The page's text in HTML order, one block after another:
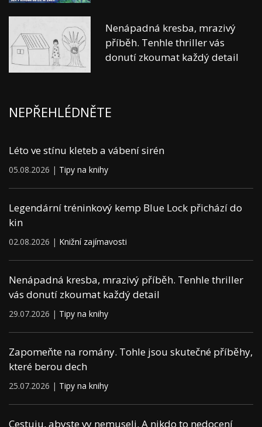
Nenápadná kresba, mrazivý
příběh. Tenhle thriller vás
donutí zkoumat každý detail
NEPŘEHLÉDNĚTE
Léto ve stínu kleteb a vábení sirén
05.08.2026 | Tipy na knihy
Legendární tréninkový kemp Blue Lock přichází do
kin
02.08.2026 | Knižní zajímavosti
Nenápadná kresba, mrazivý příběh. Tenhle thriller
vás donutí zkoumat každý detail
29.07.2026 | Tipy na knihy
Zapomeňte na romány. Tohle jsou skutečné příběhy,
které berou dech
25.07.2026 | Tipy na knihy
Cestuju, abyste vy nemuseli. A nikdo to nedocení